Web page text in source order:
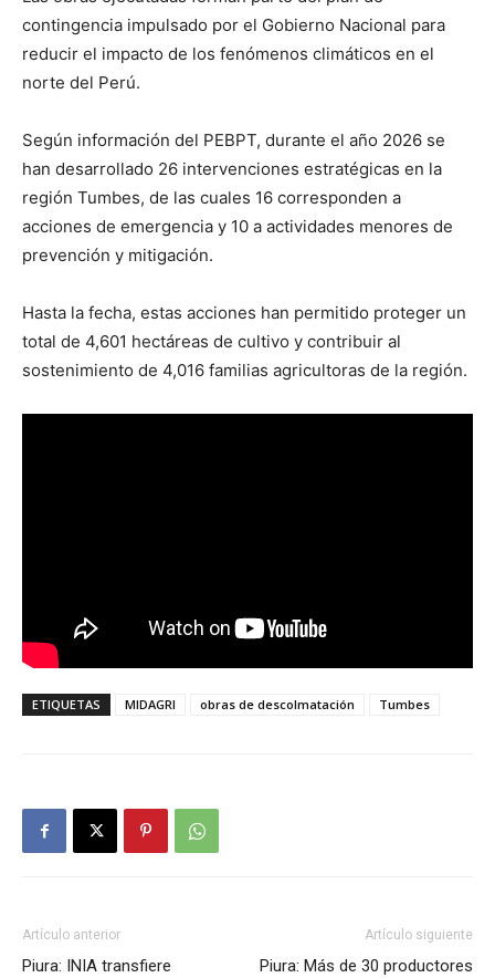
contingencia impulsado por el Gobierno Nacional para
reducir el impacto de los fenómenos climáticos en el
norte del Perú.
Según información del PEBPT, durante el año 2026 se
han desarrollado 26 intervenciones estratégicas en la
región Tumbes, de las cuales 16 corresponden a
acciones de emergencia y 10 a actividades menores de
prevención y mitigación.
Hasta la fecha, estas acciones han permitido proteger un
total de 4,601 hectáreas de cultivo y contribuir al
sostenimiento de 4,016 familias agricultoras de la región.
ETIQUETAS MIDAGRI obras de descolmatación Tumbes
Artículo anterior
Piura: INIA transfiere
Artículo siguiente
Piura: Más de 30 productores